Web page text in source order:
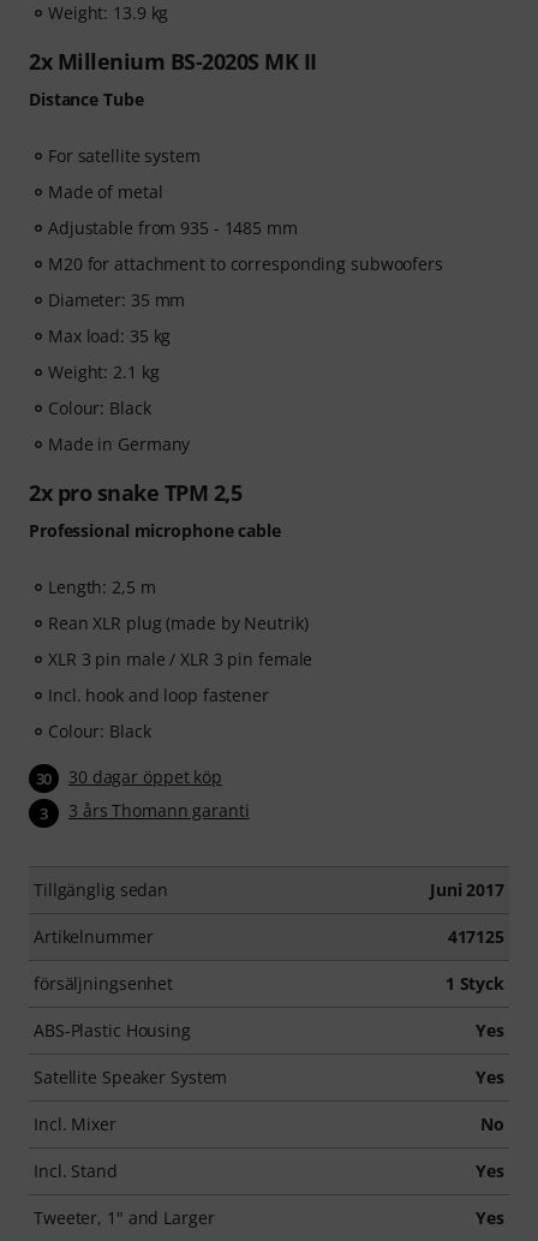
Weight: 13.9 kg
2x Millenium BS-2020S MK II
Distance Tube
For satellite system
Made of metal
Adjustable from 935 - 1485 mm
M20 for attachment to corresponding subwoofers
Diameter: 35 mm
Max load: 35 kg
Weight: 2.1 kg
Colour: Black
Made in Germany
2x pro snake TPM 2,5
Professional microphone cable
Length: 2,5 m
Rean XLR plug (made by Neutrik)
XLR 3 pin male / XLR 3 pin female
Incl. hook and loop fastener
Colour: Black
30 30 dagar öppet köp
3 3 års Thomann garanti
Tillgänglig sedan Juni 2017
Artikelnummer 417125
försäljningsenhet 1 Styck
ABS-Plastic Housing Yes
Satellite Speaker System Yes
Incl. Mixer No
Incl. Stand Yes
Tweeter, 1" and Larger Yes